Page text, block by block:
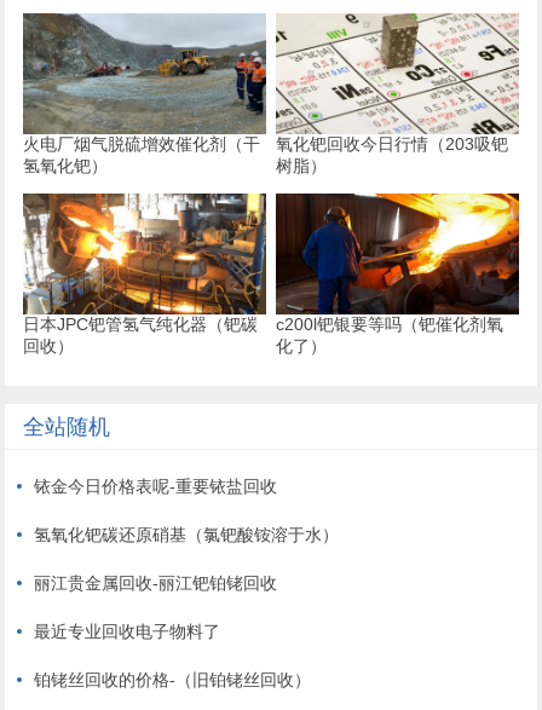
火电厂烟气脱硫增效催化剂（干
氢氧化钯）
氧化钯回收今日行情（203吸钯
树脂）
日本JPC钯管氢气纯化器（钯碳
回收）
c200l钯银要等吗（钯催化剂氧
化了）
全站随机
铱金今日价格表呢-重要铱盐回收
氢氧化钯碳还原硝基（氯钯酸铵溶于水）
丽江贵金属回收-丽江钯铂铑回收
最近专业回收电子物料了
铂铑丝回收的价格-（旧铂铑丝回收）